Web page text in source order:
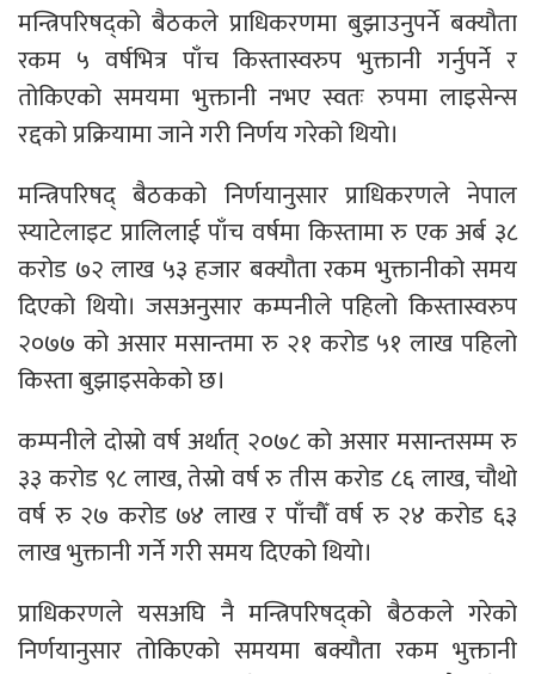
मन्त्रिपरिषद्को बैठकले प्राधिकरणमा बुझाउनुपर्ने बक्यौता
रकम ५ वर्षभित्र पाँच किस्तास्वरुप भुक्तानी गर्नुपर्ने र
तोकिएको समयमा भुक्तानी नभए स्वतः रुपमा लाइसेन्स
रद्दको प्रक्रियामा जाने गरी निर्णय गरेको थियो।
मन्त्रिपरिषद् बैठकको निर्णयानुसार प्राधिकरणले नेपाल
स्याटेलाइट प्रालिलाई पाँच वर्षमा किस्तामा रु एक अर्ब ३८
करोड ७२ लाख ५३ हजार बक्यौता रकम भुक्तानीको समय
दिएको थियो। जसअनुसार कम्पनीले पहिलो किस्तास्वरुप
२०७७ को असार मसान्तमा रु २१ करोड ५१ लाख पहिलो
किस्ता बुझाइसकेको छ।
कम्पनीले दोस्रो वर्ष अर्थात् २०७८ को असार मसान्तसम्म रु
३३ करोड ९८ लाख, तेस्रो वर्ष रु तीस करोड ८६ लाख, चौथो
वर्ष रु २७ करोड ७४ लाख र पाँचौँ वर्ष रु २४ करोड ६३
लाख भुक्तानी गर्ने गरी समय दिएको थियो।
प्राधिकरणले यसअघि नै मन्त्रिपरिषद्को बैठकले गरेको
निर्णयानुसार तोकिएको समयमा बक्यौता रकम भुक्तानी